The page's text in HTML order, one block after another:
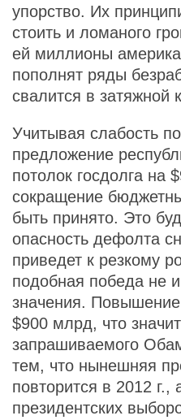
упорство. Их
стоить и ломаного
ей миллионы
пополнят ряды
свалится в затяжной
Учитывая слабость
предложение
потолок госдолга на
сокращение
быть принято. Это
опасность дефолта
приведет к резкому
подобная победа не
значения. Повышение
$900 млрд, что
запрашиваемого
тем, что нынешняя
повторится в 2012 г.,
президентских